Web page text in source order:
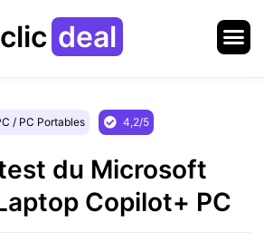
clic deal
/ PC Portables 4,2/5
du Microsoft
Copilot+ PC